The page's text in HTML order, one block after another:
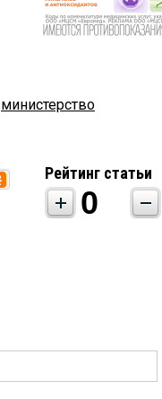
министерство
Рейтинг статьи
0